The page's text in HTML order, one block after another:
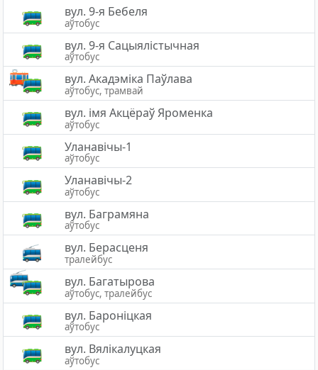
вул. 9-я Бебеля
аўтобус
вул. 9-я Сацыялістычная
аўтобус
вул. Акадэміка Паўлава
аўтобус, трамвай
вул. імя Акцёраў Яроменка
аўтобус
Уланавічы-1
аўтобус
Уланавічы-2
аўтобус
вул. Баграмяна
аўтобус
вул. Берасценя
тралейбус
вул. Багатырова
аўтобус, тралейбус
вул. Бароніцкая
аўтобус
вул. Вялікалуцкая
аўтобус